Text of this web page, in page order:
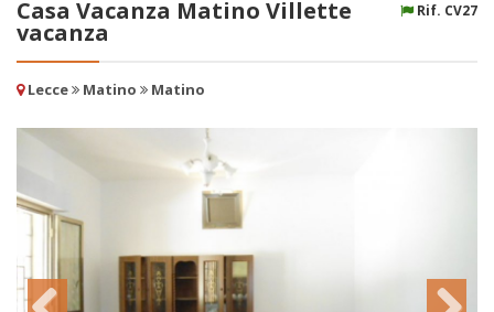
Rif. CV27
Casa Vacanza Matino Villette
vacanza
Lecce Matino Matino